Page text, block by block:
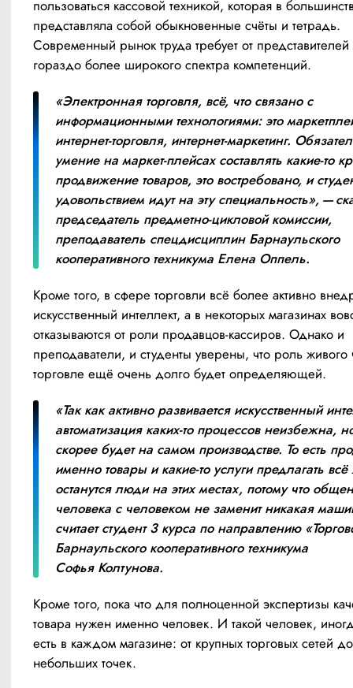
пользоваться кассовой техникой, которая в
представляла собой обыкновенные счёты и тетрадь.
Современный рынок труда требует от представителей
гораздо более широкого спектра компетенций.
«Электронная торговля, всё, что связано с
информационными технологиями: это
интернет-торговля, интернет-маркетинг.
умение на маркет-плейсах составлять какие-то
продвижение товаров, это востребовано, и
удовольствием идут на эту специальность», —
председатель предметно-цикловой комиссии,
преподаватель спецдисциплин Барнаульского
кооперативного техникума Елена Оппель.
Кроме того, в сфере торговли всё более активно
искусственный интеллект, а в некоторых магазинах
отказываются от роли продавцов-кассиров. Однако и
преподаватели, и студенты уверены, что роль живого
торговле ещё очень долго будет определяющей.
«Так как активно развивается искусственный
автоматизация каких-то процессов неизбежна,
скорее будет на самом производстве. То есть
именно товары и какие-то услуги предлагать
останутся люди на этих местах, потому что
человека с человеком не заменит никакая
считает студент 3 курса по направлению
Барнаульского кооперативного техникума
Софья Колтунова.
Кроме того, пока что для полноценной экспертизы
товара нужен именно человек. И такой человек,
есть в каждом магазине: от крупных торговых сетей до
небольших точек.